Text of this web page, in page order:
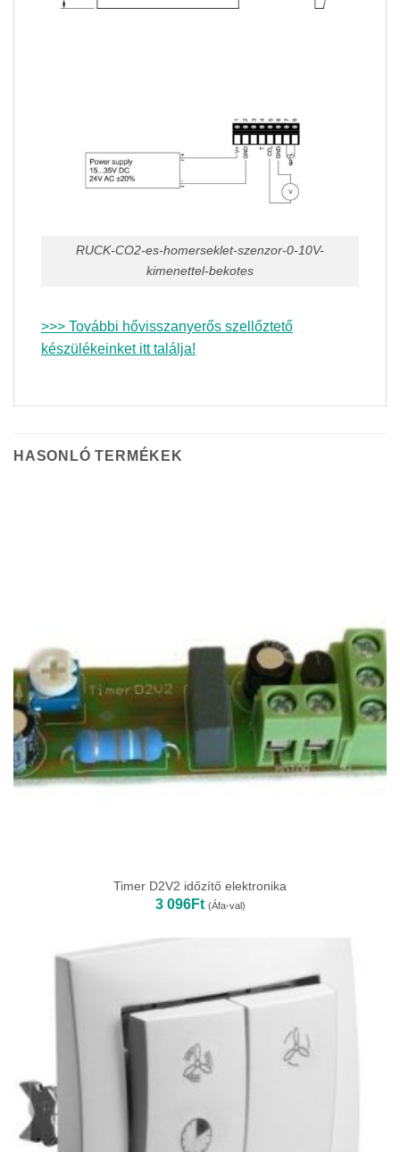
RUCK-CO2-es-homerseklet-szenzor-0-10V-
kimenettel-bekotes
>>> További hővisszanyerős szellőztető
készülékeinket itt találja!
HASONLÓ TERMÉKEK
Timer D2V2 időzítő elektronika
3 096Ft (Áfa-val)